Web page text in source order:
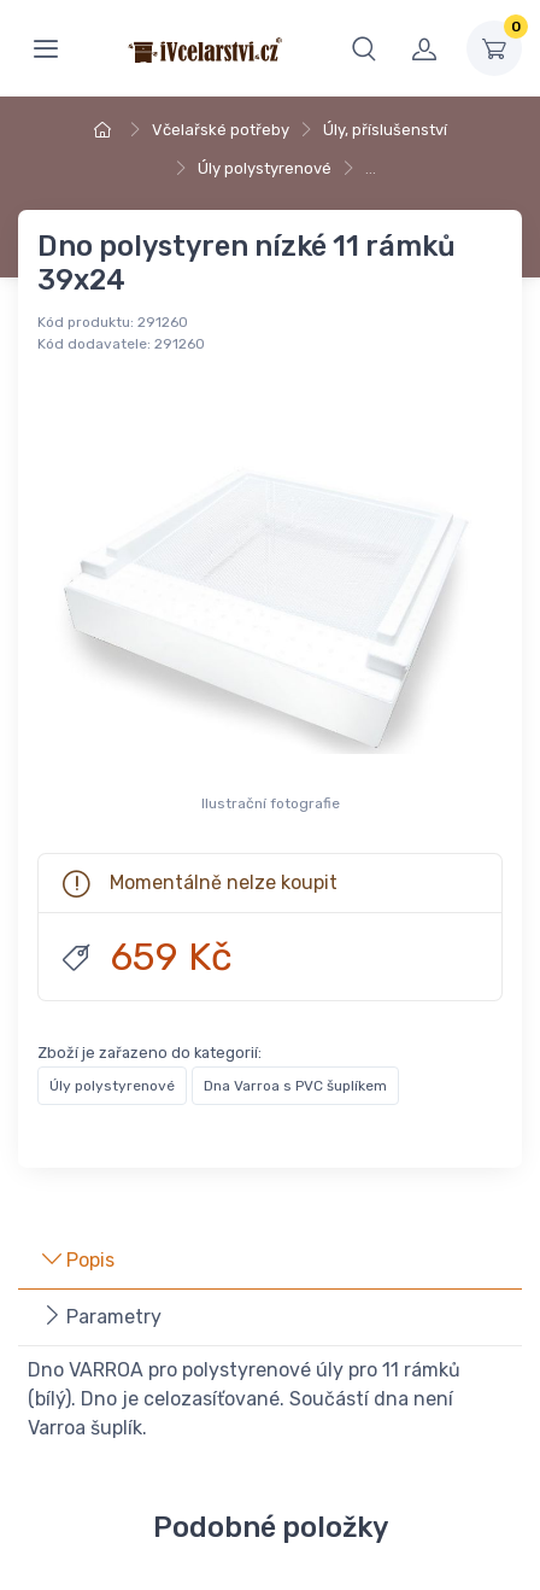
0
Včelařské potřeby Úly, příslušenství
Úly polystyrenové …
Dno polystyren nízké 11 rámků
39x24
Kód produktu: 291260
Kód dodavatele: 291260
Ilustrační fotografie
Momentálně nelze koupit
659 Kč
Zboží je zařazeno do kategorií:
Úly polystyrenové Dna Varroa s PVC šuplíkem
Popis
Parametry
Dno VARROA pro polystyrenové úly pro 11 rámků
(bílý). Dno je celozasíťované. Součástí dna není
Varroa šuplík.
Podobné položky